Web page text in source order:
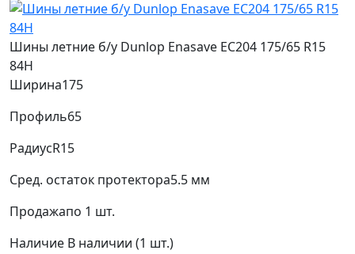
Шины летние б/у Dunlop Enasave EC204 175/65 R15
84H
Ширина175
Профиль65
РадиусR15
Сред. остаток протектора5.5 мм
Продажапо 1 шт.
Наличие В наличии (1 шт.)